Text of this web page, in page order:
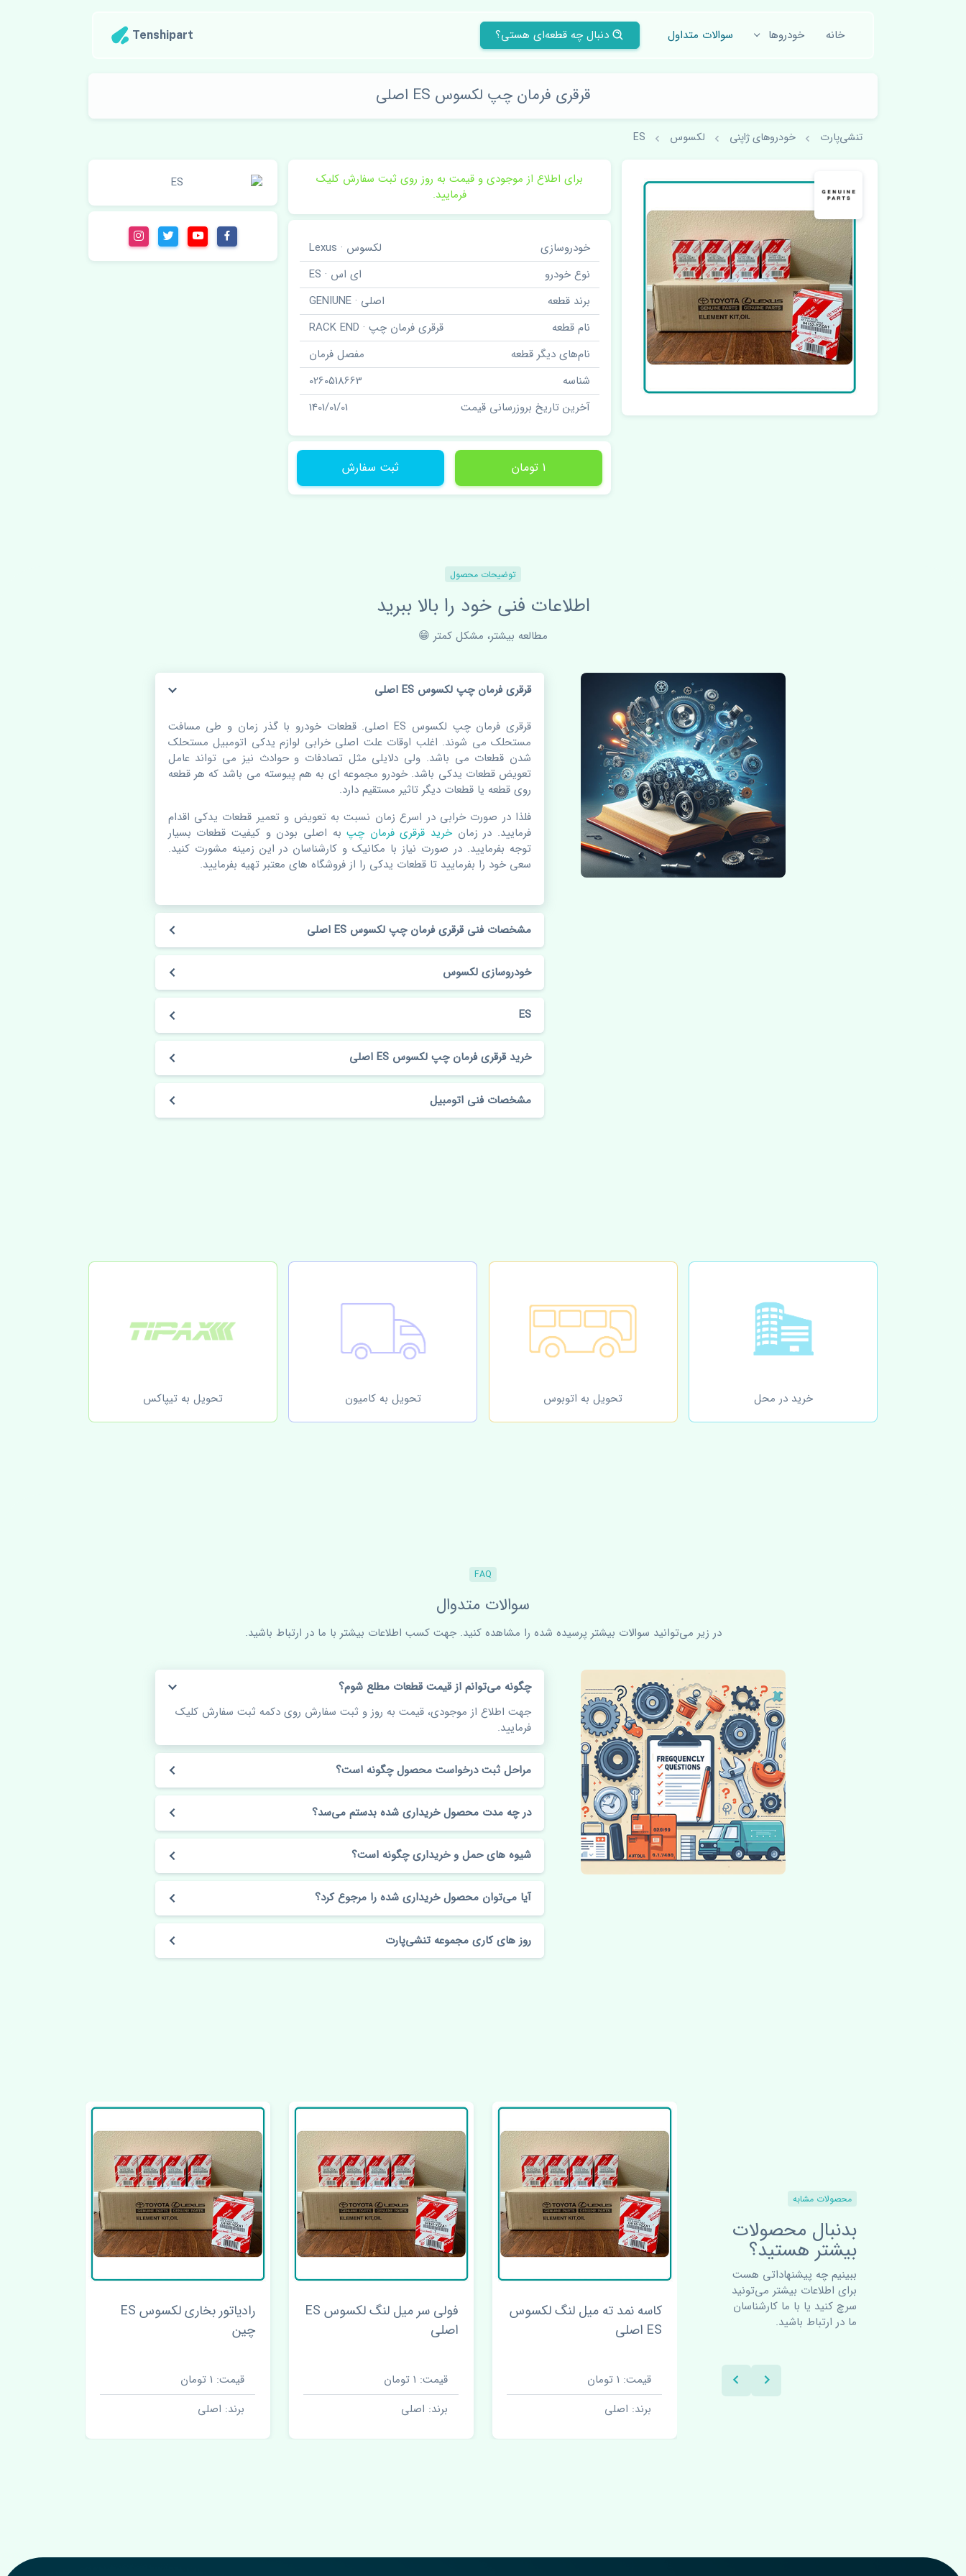
خانه خودروها سوالات متداول دنبال چه قطعه‌ای هستی؟ Tenshipart
قرقری فرمان چپ لکسوس ES اصلی
تنشی‌پارت خودروهای ژاپنی لکسوس ES
برای اطلاع از موجودی و قیمت به روز روی ثبت سفارش کلیک
فرمایید.
خودروسازی
لکسوس · Lexus
نوع خودرو
ای اس · ES
برند قطعه
اصلی · GENIUNE
نام قطعه
قرقری فرمان چپ · RACK END
نام‌های دیگر قطعه
مفصل فرمان
شناسه
0260518663
آخرین تاریخ بروزرسانی قیمت
1401/01/01
1 تومان ثبت سفارش
توضیحات محصول
اطلاعات فنی خود را بالا ببرید
مطالعه بیشتر، مشکل کمتر 😁
قرقری فرمان چپ لکسوس ES اصلی
قرقری فرمان چپ لکسوس ES اصلی. قطعات خودرو با گذر زمان و طی مسافت
مستحلک می شوند. اغلب اوقات علت اصلی خرابی لوازم یدکی اتومبیل مستحلک
شدن قطعات می باشد. ولی دلایلی مثل تصادفات و حوادث نیز می تواند عامل
تعویض قطعات یدکی باشد. خودرو مجموعه ای به هم پیوسته می باشد که هر قطعه
روی قطعه یا قطعات دیگر تاثیر مستقیم دارد.
فلذا در صورت خرابی در اسرع زمان نسبت به تعویض و تعمیر قطعات یدکی اقدام
فرمایید. در زمان خرید قرقری فرمان چپ به اصلی بودن و کیفیت قطعات بسیار
توجه بفرمایید. در صورت نیاز با مکانیک و کارشناسان در این زمینه مشورت کنید.
سعی خود را بفرمایید تا قطعات یدکی را از فروشگاه های معتبر تهیه بفرمایید.
مشخصات فنی قرقری فرمان چپ لکسوس ES اصلی
خودروسازی لکسوس
ES
خرید قرقری فرمان چپ لکسوس ES اصلی
مشخصات فنی اتومبیل
خرید در محل تحویل به اتوبوس تحویل به کامیون تحویل به تیپاکس
FAQ
سوالات متدوال
در زیر می‌توانید سوالات بیشتر پرسیده شده را مشاهده کنید. جهت کسب اطلاعات بیشتر با ما در ارتباط باشید.
چگونه می‌توانم از قیمت قطعات مطلع شوم؟
جهت اطلاع از موجودی، قیمت به روز و ثبت سفارش روی دکمه ثبت سفارش کلیک
فرمایید.
مراحل ثبت درخواست محصول چگونه است؟
در چه مدت محصول خریداری شده بدستم می‌سد؟
شیوه های حمل و خریداری چگونه است؟
آیا می‌توان محصول خریداری شده را مرجوع کرد؟
روز های کاری مجموعه تنشی‌پارت
محصولات مشابه
بدنبال محصولات
بیشتر هستید؟
ببینیم چه پیشنهاداتی هست
برای اطلاعات بیشتر می‌تونید
سرچ کنید یا با ما کارشناسان
ما در ارتباط باشید.
کاسه نمد ته میل لنگ لکسوس
ES اصلی
فولی سر میل لنگ لکسوس ES
اصلی
قیمت: 1 تومان
برند: اصلی
رادیاتور بخاری لکسوس ES
چین
قیمت: 1 تومان
برند: اصلی
بوق بم لکسوس ES اصلی
قیمت: 1 تومان
برند: اصلی